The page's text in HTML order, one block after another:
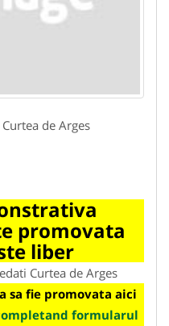
de Arges
promovata
liber
Curtea de Arges
sa fie promovata aici
formularul